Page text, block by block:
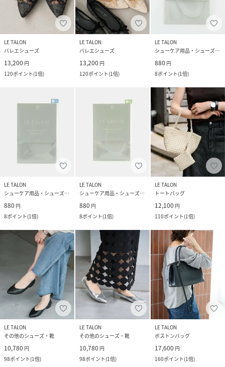
LE TALON
バレエシューズ
13,200 円
120ポイント(1倍)
LE TALON
バレエシューズ
13,200 円
120ポイント(1倍)
LE TALON
シューケア用品・シューズ小物
880 円
8ポイント(1倍)
LE TALON
シューケア用品・シューズ小物
880 円
8ポイント(1倍)
LE TALON
シューケア用品・シューズ小物
880 円
8ポイント(1倍)
LE TALON
トートバッグ
12,100 円
110ポイント(1倍)
LE TALON
その他のシューズ・靴
10,780 円
98ポイント(1倍)
LE TALON
その他のシューズ・靴
10,780 円
98ポイント(1倍)
LE TALON
ボストンバッグ
17,600 円
160ポイント(1倍)